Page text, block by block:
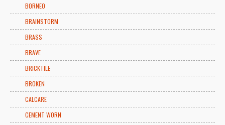
BORNEO
BRAINSTORM
BRASS
BRAVE
BRICKTILE
BROKEN
CALCARE
CEMENT WORN